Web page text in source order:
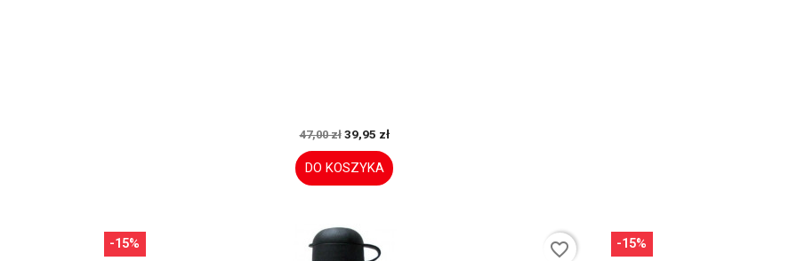
47,00 zł 39,95 zł
DO KOSZYKA
-15% favorite_border -15%